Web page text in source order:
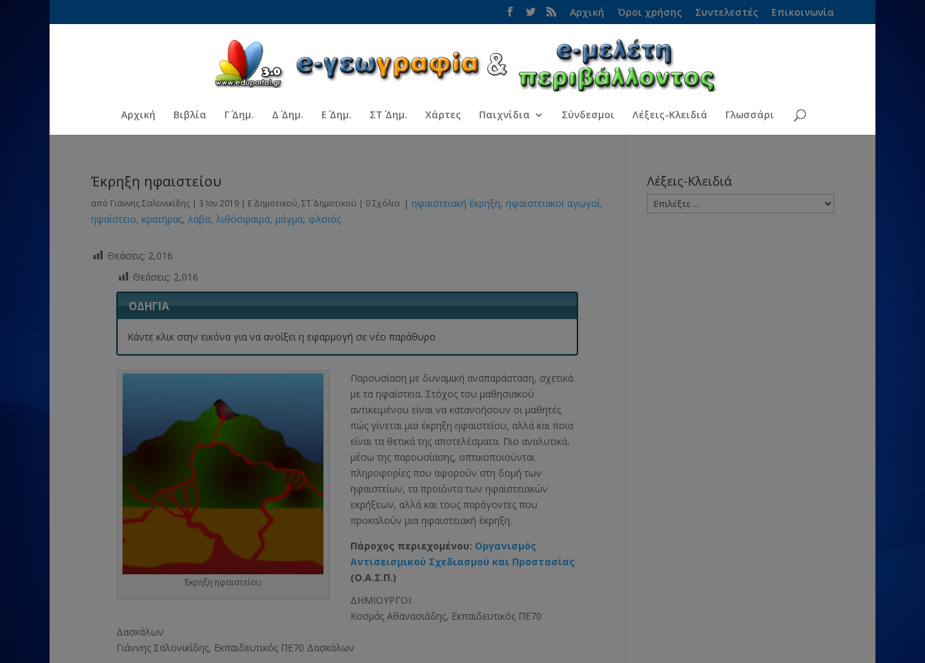
Αρχική Όροι χρήσης Συντελεστές Επικοινωνία
Αρχική Βιβλία Γ΄ Δημ. Δ΄ Δημ. Ε΄ Δημ. ΣΤ΄ Δημ. Χάρτες Παιχνίδια Σύνδεσμοι Λέξεις-Κλειδιά Γλωσσάρι
Έκρηξη ηφαιστείου
από Γιάννης Σαλονικίδης | 3 Ιαν 2019 | Ε΄ Δημοτικού, ΣΤ΄ Δημοτικού | 0 Σχόλια | ηφαιστειακή έκρηξη ηφαιστειακοί αγωγοί
ηφαίστειο κρατήρας λάβα λιθόσφαιρα μάγμα φλοιός
Θεάσεις: 2,016
Θεάσεις: 2,016
ΟΔΗΓΙΑ
Κάντε κλικ στην εικόνα για να ανοίξει η εφαρμογή σε νέο παράθυρο
Έκρηξη ηφαιστείου
Παρουσίαση με δυναμική αναπαράσταση, σχετικά
με τα ηφαίστεια. Στόχος του μαθησιακού
αντικειμένου είναι να κατανοήσουν οι μαθητές
πώς γίνεται μια έκρηξη ηφαιστείου, αλλά και ποια
είναι τα θετικά της αποτελέσματα. Πιο αναλυτικά,
μέσω της παρουσίασης, οπτικοποιούνται
πληροφορίες που αφορούν στη δομή των
ηφαιστείων, τα προϊόντα των ηφαιστειακών
εκρήξεων, αλλά και τους παράγοντες που
προκαλούν μια ηφαιστειακή έκρηξη.
Πάροχος περιεχομένου: Οργανισμός
Αντισεισμικού Σχεδιασμού και Προστασίας
(Ο.Α.Σ.Π.)
ΔΗΜΙΟΥΡΓΟΙ:
Κοσμάς Αθανασιάδης, Εκπαιδευτικός ΠΕ70
Δασκάλων
Γιάννης Σαλονικίδης, Εκπαιδευτικός ΠΕ70 Δασκάλων
Λέξεις-Κλειδιά